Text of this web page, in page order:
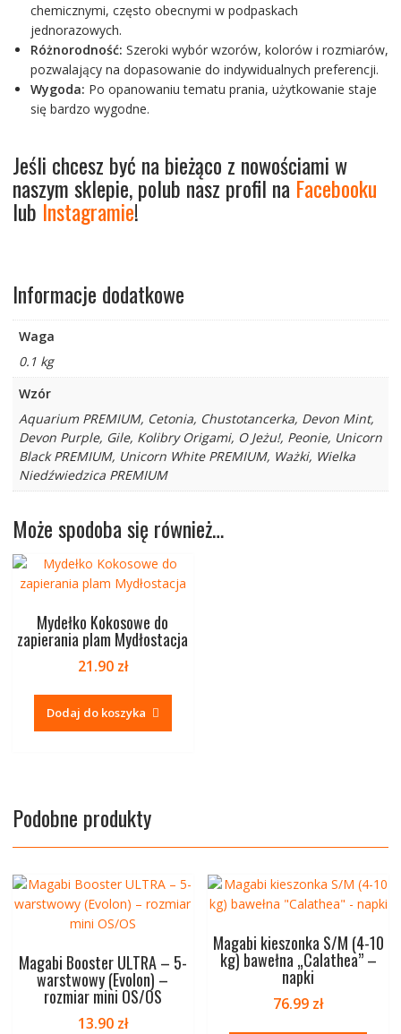
chemicznymi, często obecnymi w podpaskach
jednorazowych.
Różnorodność: Szeroki wybór wzorów, kolorów i rozmiarów,
pozwalający na dopasowanie do indywidualnych preferencji.
Wygoda: Po opanowaniu tematu prania, użytkowanie staje
się bardzo wygodne.
Jeśli chcesz być na bieżąco z nowościami w
naszym sklepie, polub nasz profil na Facebooku
lub Instagramie!
Informacje dodatkowe
Waga
0.1 kg
Wzór
Aquarium PREMIUM, Cetonia, Chustotancerka, Devon Mint,
Devon Purple, Gile, Kolibry Origami, O Jeżu!, Peonie, Unicorn
Black PREMIUM, Unicorn White PREMIUM, Ważki, Wielka
Niedźwiedzica PREMIUM
Może spodoba się również…
Mydełko Kokosowe do
zapierania plam Mydłostacja
21.90 zł
Dodaj do koszyka
Podobne produkty
Magabi Booster ULTRA – 5-
warstwowy (Evolon) –
rozmiar mini OS/OS
13.90 zł
Magabi kieszonka S/M (4-10
kg) bawełna „Calathea” –
napki
76.99 zł